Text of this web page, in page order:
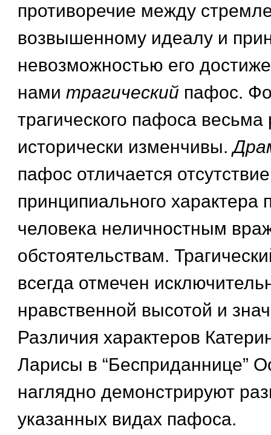
противоречие между
возвышенному идеалу и
невозможностью его
нами трагический пафос.
трагического пафоса
исторически изменчивы.
пафос отличается
принципиального характера
человека неличностным
обстоятельствам.
всегда отмечен
нравственной высотой и
Различия характеров
Ларисы в “Бесприданнице”
наглядно демонстрируют
указанных видах пафоса.